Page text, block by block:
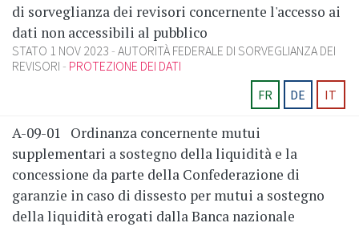
di sorveglianza dei revisori concernente l'accesso ai
dati non accessibili al pubblico
STATO 1 NOV 2023 AUTORITÀ FEDERALE DI SORVEGLIANZA DEI
REVISORI
PROTEZIONE DEI DATI
FR
DE IT
A-09-01
Ordinanza concernente mutui
supplementari a sostegno della liquidità e la
concessione da parte della Confederazione di
garanzie in caso di dissesto per mutui a sostegno
della liquidità erogati dalla Banca nazionale